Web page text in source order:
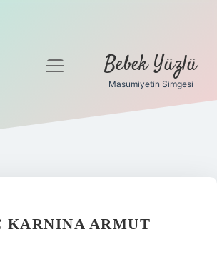
menüyü
Bebek Yüzlü
Masumiyetin Simgesi
KARNINA ARMUT